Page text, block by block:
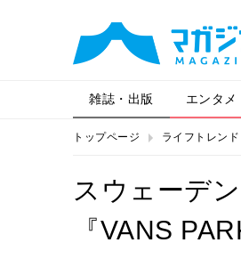
雑誌・出版 エンタメ
トップページ ライフトレンド
スウェーデ
『VANS